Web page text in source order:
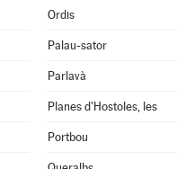
Ordis
Palau-sator
Parlavà
Planes d'Hostoles, les
Portbou